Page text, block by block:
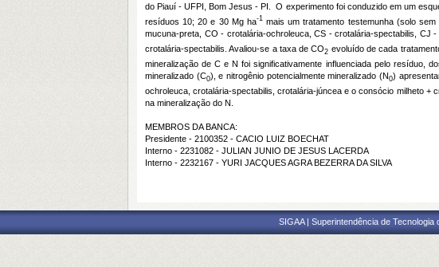
do Piauí - UFPI, Bom Jesus - PI. O experimento foi conduzido em um
resíduos 10; 20 e 30 Mg ha-1mais um tratamento testemunha (solo
mucuna-preta, CO - crotalária-ochroleuca, CS - crotalária-spectabilis, CJ
crotalária-spectabilis. Avaliou-se a taxa de CO2 evoluído de cada
mineralização de C e N foi significativamente influenciada pelo resíduo,
mineralizado (C0), e nitrogênio potencialmente mineralizado (N0)
ochroleuca, crotalária-spectabilis, crotalária-júncea e o consócio milheto
na mineralização do N.
MEMBROS DA BANCA:
Presidente - 2100352 - CACIO LUIZ BOECHAT
Interno - 2231082 - JULIAN JUNIO DE JESUS LACERDA
Interno - 2232167 - YURI JACQUES AGRA BEZERRA DA SILVA
SIGAA | Superintendência de